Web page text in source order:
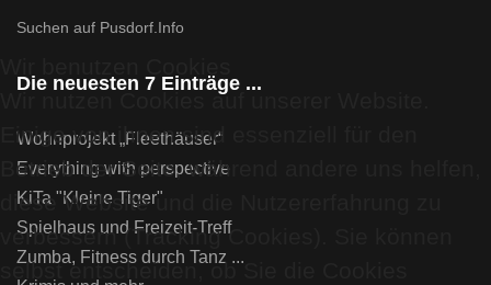
Suchen auf Pusdorf.Info
Die neuesten 7 Einträge ...
Wohnprojekt „Fleethäuser“
Everything with perspective
KiTa "Kleine Tiger"
Spielhaus und Freizeit-Treff
Zumba, Fitness durch Tanz ...
Wir nutzen Cookies auf unserer Website.
Einige von ihnen sind essenziell für den
Betrieb der Seite, während andere uns helfen,
diese Website und die Nutzererfahrung zu
verbessern (Tracking Cookies). Sie können
selbst entscheiden, ob Sie die Cookies